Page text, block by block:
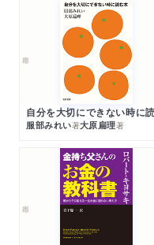
服部みれい著大原扁理著